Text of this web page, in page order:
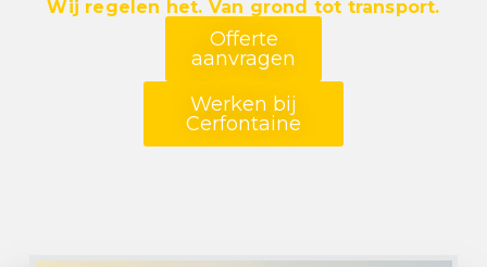
Wij regelen het. Van grond tot transport.
Offerte
aanvragen
Werken bij
Cerfontaine